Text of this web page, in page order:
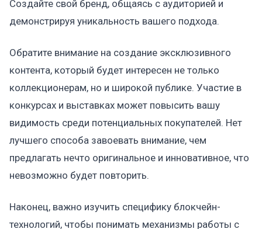
Создайте свой бренд, общаясь с аудиторией и
демонстрируя уникальность вашего подхода.
Обратите внимание на создание эксклюзивного
контента, который будет интересен не только
коллекционерам, но и широкой публике. Участие в
конкурсах и выставках может повысить вашу
видимость среди потенциальных покупателей. Нет
лучшего способа завоевать внимание, чем
предлагать нечто оригинальное и инновативное, что
невозможно будет повторить.
Наконец, важно изучить специфику блокчейн-
технологий, чтобы понимать механизмы работы с